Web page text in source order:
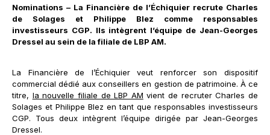
Nominations – La Financière de l’Échiquier recrute Charles
de Solages et Philippe Blez comme responsables
investisseurs CGP. Ils intègrent l’équipe de Jean-Georges
Dressel au sein de la filiale de LBP AM.
La Financière de l’Échiquier veut renforcer son dispositif
commercial dédié aux conseillers en gestion de patrimoine. À ce
titre, la nouvelle filiale de LBP AM vient de recruter Charles de
Solages et Philippe Blez en tant que responsables investisseurs
CGP. Tous deux intègrent l’équipe dirigée par Jean-Georges
Dressel.